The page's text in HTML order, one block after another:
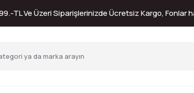
TL Ve Üzeri Siparişlerinizde Ücretsiz Kargo, Fonlar